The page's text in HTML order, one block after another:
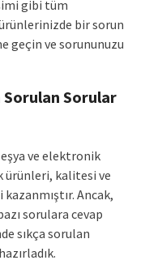
gibi tüm
bir sorun
geçin ve sorununuzu
Sorulan Sorular
ve elektronik
ürünleri, kalitesi ve
Ancak,
sorulara cevap
sıkça sorulan